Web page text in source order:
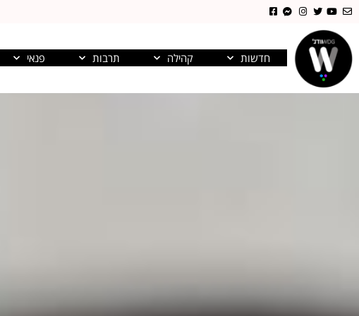
חדשות קהילה תרבות פנאי